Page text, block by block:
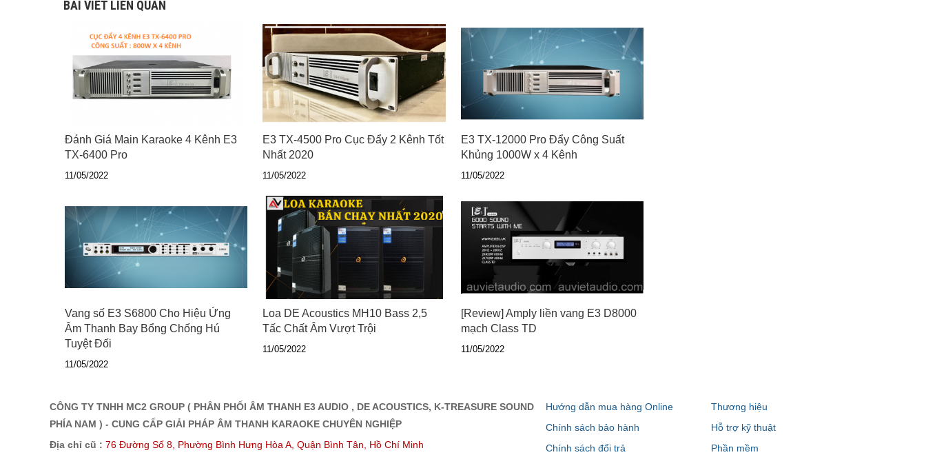
BÀI VIẾT LIÊN QUAN
Đánh Giá Main Karaoke 4 Kênh E3
TX-6400 Pro
11/05/2022
E3 TX-4500 Pro Cục Đẩy 2 Kênh Tốt
Nhất 2020
11/05/2022
E3 TX-12000 Pro Đẩy Công Suất
Khủng 1000W x 4 Kênh
11/05/2022
Vang số E3 S6800 Cho Hiệu Ứng
Âm Thanh Bay Bổng Chống Hú
Tuyệt Đối
11/05/2022
Loa DE Acoustics MH10 Bass 2,5
Tấc Chất Âm Vượt Trội
11/05/2022
[Review] Amply liền vang E3 D8000
mạch Class TD
11/05/2022
CÔNG TY TNHH MC2 GROUP ( PHÂN PHỐI ÂM THANH E3 AUDIO , DE ACOUSTICS, K-TREASURE SOUND
PHÍA NAM ) - CUNG CẤP GIẢI PHÁP ÂM THANH KARAOKE CHUYÊN NGHIỆP
Địa chỉ cũ : 76 Đường Số 8, Phường Bình Hưng Hòa A, Quận Bình Tân, Hồ Chí Minh
Hướng dẫn mua hàng Online
Chính sách bảo hành
Chính sách đổi trả
Thương hiệu
Hỗ trợ kỹ thuật
Phần mềm